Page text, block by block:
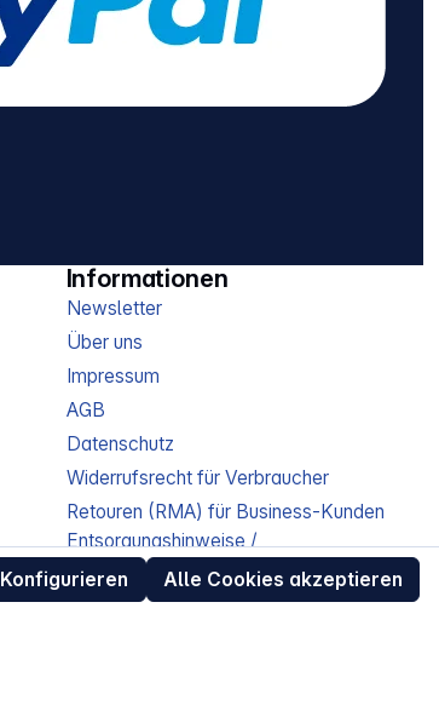
Informationen
Newsletter
Über uns
Impressum
AGB
Datenschutz
Widerrufsrecht für Verbraucher
Retouren (RMA) für Business-Kunden
Entsorgungshinweise /
Altgeräterücknahme
Kundeninformation / Bestellablauf
Konfigurieren Alle Cookies akzeptieren